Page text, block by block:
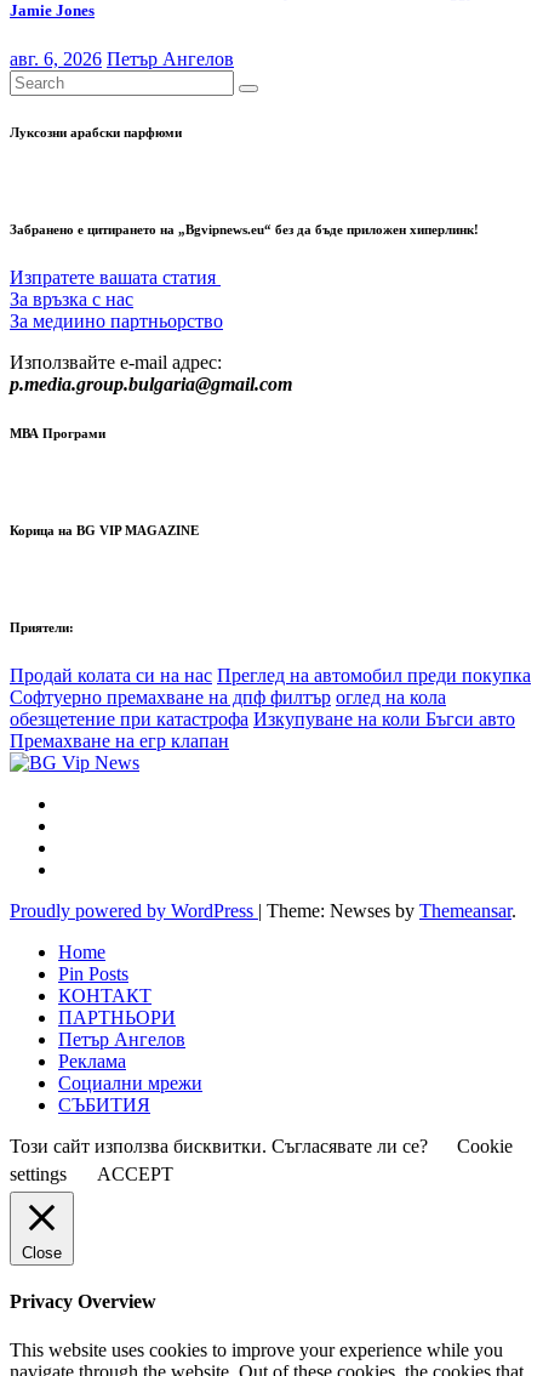
Jamie Jones
авг. 6, 2026 Петър Ангелов
Луксозни арабски парфюми
Забранено е цитирането на „Bgvipnews.eu“ без да бъде приложен хиперлинк!
Изпратете вашата статия
За връзка с нас
За медиино партньорство
Използвайте e-mail адрес:
p.media.group.bulgaria@gmail.com
МВА Програми
Корица на BG VIP MAGAZINE
Приятели:
Продай колата си на нас Преглед на автомобил преди покупка
Софтуерно премахване на дпф филтър оглед на кола
обезщетение при катастрофа Изкупуване на коли Бъгси авто
Премахване на егр клапан
Proudly powered by WordPress | Theme: Newses by Themeansar.
Home
Pin Posts
КОНТАКТ
ПАРТНЬОРИ
Петър Ангелов
Реклама
Социални мрежи
СЪБИТИЯ
Този сайт използва бисквитки. Съгласявате ли се?
Cookie
settings
ACCEPT
Close
Privacy Overview
This website uses cookies to improve your experience while you
navigate through the website. Out of these cookies, the cookies that